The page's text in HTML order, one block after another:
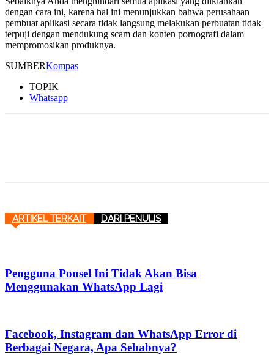
dengan cara ini, karena hal ini menunjukkan bahwa perusahaan
pembuat aplikasi secara tidak langsung melakukan perbuatan tidak
terpuji dengan mendukung scam dan konten pornografi dalam
mempromosikan produknya.
SUMBERKompas
TOPIK
Whatsapp
ARTIKEL TERKAIT DARI PENULIS
Pengguna Ponsel Ini Tidak Akan Bisa
Menggunakan WhatsApp Lagi
Facebook, Instagram dan WhatsApp Error di
Berbagai Negara, Apa Sebabnya?